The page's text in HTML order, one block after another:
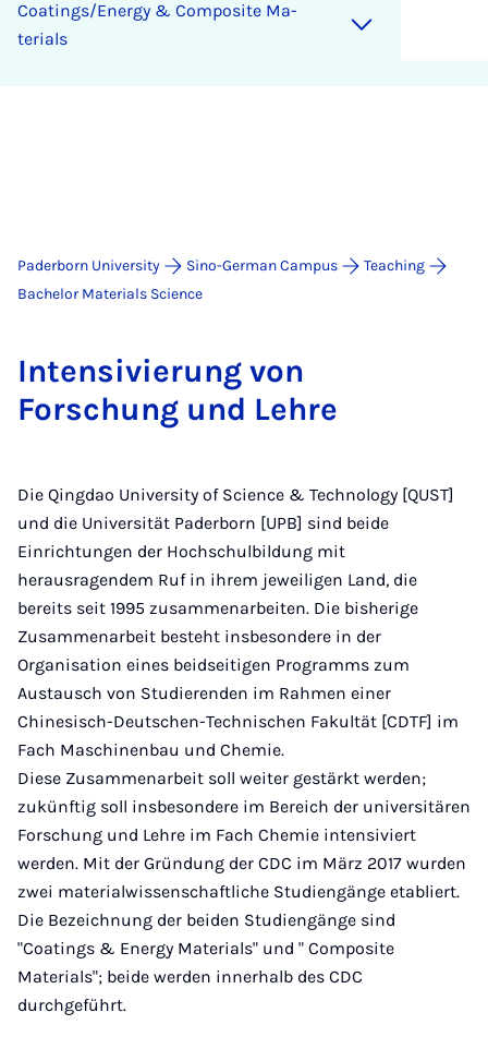
Coat­ings/En­ergy & Com­pos­ite Ma­
ter­i­als
Paderborn University Sino-German Campus
Teaching
Bachelor Materials Science
In­tens­ivier­ung von
Forschung und Lehre
Die Qingdao University of Science & Technology [QUST]
und die Universität Paderborn [UPB] sind beide
Einrichtungen der Hochschulbildung mit
herausragendem Ruf in ihrem jeweiligen Land, die
bereits seit 1995 zusammenarbeiten. Die bisherige
Zusammenarbeit besteht insbesondere in der
Organisation eines beidseitigen Programms zum
Austausch von Studierenden im Rahmen einer
Chinesisch-Deutschen-Technischen Fakultät [CDTF] im
Fach Maschinenbau und Chemie.
Diese Zusammenarbeit soll weiter gestärkt werden;
zukünftig soll insbesondere im Bereich der universitären
Forschung und Lehre im Fach Chemie intensiviert
werden. Mit der Gründung der CDC im März 2017 wurden
zwei materialwissenschaftliche Studiengänge etabliert.
Die Bezeichnung der beiden Studiengänge sind
"Coatings & Energy Materials" und " Composite
Materials"; beide werden innerhalb des CDC
durchgeführt.